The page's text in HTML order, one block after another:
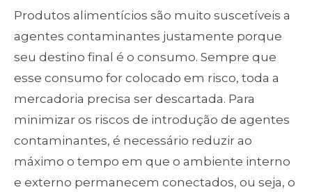
Produtos alimentícios são muito suscetíveis a
agentes contaminantes justamente porque
seu destino final é o consumo. Sempre que
esse consumo for colocado em risco, toda a
mercadoria precisa ser descartada. Para
minimizar os riscos de introdução de agentes
contaminantes, é necessário reduzir ao
máximo o tempo em que o ambiente interno
e externo permanecem conectados, ou seja, o